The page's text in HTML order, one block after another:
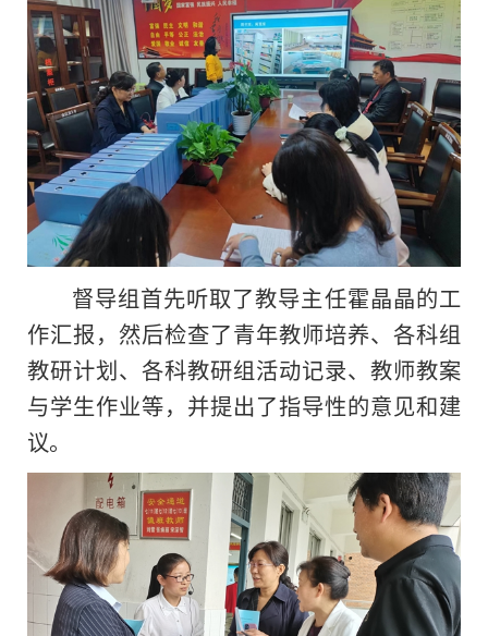
督导组首先听取了教导主任霍晶晶的工
作汇报，然后检查了青年教师培养、各科组
教研计划、各科教研组活动记录、教师教案
与学生作业等，并提出了指导性的意见和建
议。